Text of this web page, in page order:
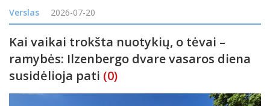
likučiai tikrinami telefonu paklausus kolegos. Kol užsakymų
nedaug, toks veiklos būdas gali atrodyti pak
Verslas 2026-07-20
Kai vaikai trokšta nuotykių, o tėvai –
ramybės: Ilzenbergo dvare vasaros diena
susidėlioja pati (0)